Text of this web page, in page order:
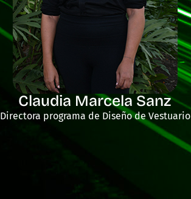
Claudia Marcela Sanz
Directora programa de Diseño de Vestuario